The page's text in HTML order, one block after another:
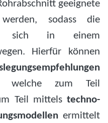
geeignete
sodass die
in einem
Hierfür können
welche zum Teil
Teil mittels techno-
ermittelt